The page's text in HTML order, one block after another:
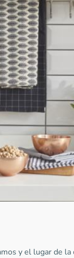
y el lugar de la